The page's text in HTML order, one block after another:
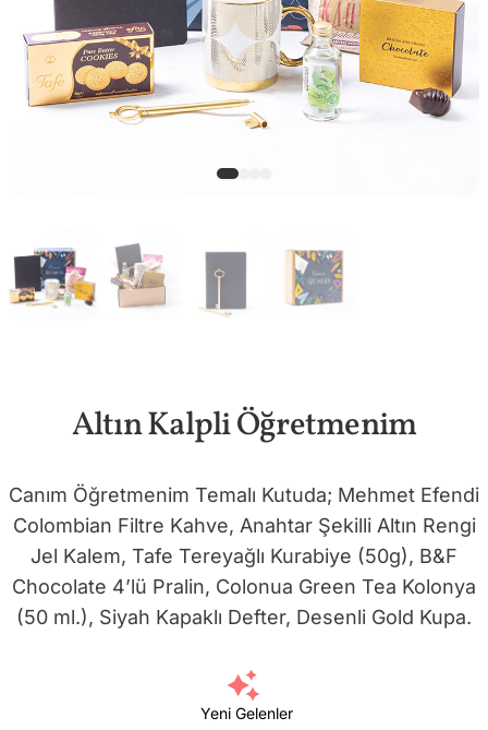
Altın Kalpli Öğretmenim
Canım Öğretmenim Temalı Kutuda; Mehmet Efendi
Colombian Filtre Kahve, Anahtar Şekilli Altın Rengi
Jel Kalem, Tafe Tereyağlı Kurabiye (50g), B&F
Chocolate 4’lü Pralin, Colonua Green Tea Kolonya
(50 ml.), Siyah Kapaklı Defter, Desenli Gold Kupa.
Yeni Gelenler